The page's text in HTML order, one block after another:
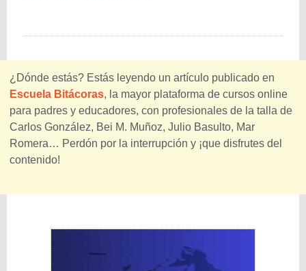
¿Dónde estás? Estás leyendo un artículo publicado en
Escuela Bitácoras, la mayor plataforma de cursos online
para padres y educadores, con profesionales de la talla de
Carlos González, Bei M. Muñoz, Julio Basulto, Mar
Romera… Perdón por la interrupción y ¡que disfrutes del
contenido!